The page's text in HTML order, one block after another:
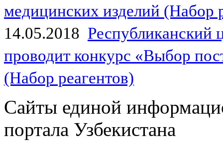
медицинских изделий (Набор
14.05.2018
проводит конкурс «Выбор
(Набор реагентов)
Сайты единой
портала Узбекистана